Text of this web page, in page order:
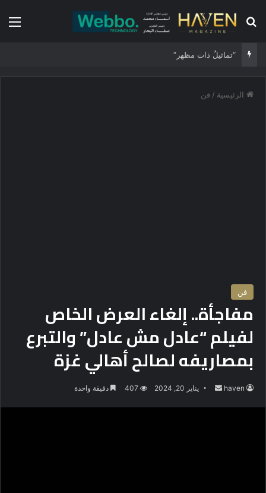
بحث عن
“تماثيلٌ ذات مظهر”
الرئيسية / فن
فن
مفاجأة.. إلغاء العرض الخاص
لفيلم “عادل مش عادل” والتبرع
بمصاريفه لصالح أهالي غزة
haven يناير 20, 2024 407 دقيقة واحدة